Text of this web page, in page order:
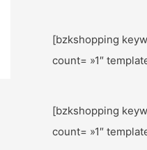
[bzkshopping
count= »1″
[bzkshopping
count= »1″